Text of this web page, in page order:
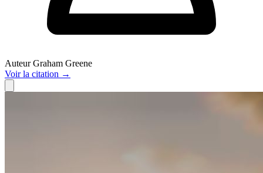
Auteur Graham Greene
Voirla citation →